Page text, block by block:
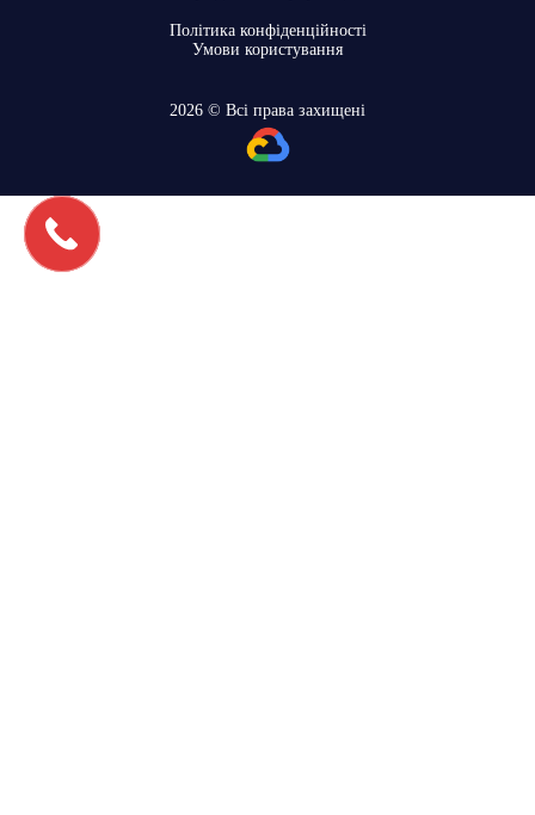
Політика конфіденційності
Умови користування
2026 © Всі права захищені